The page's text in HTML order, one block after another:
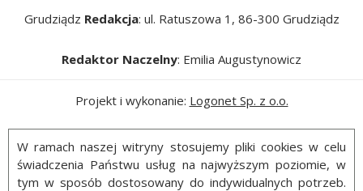
Grudziądz Redakcja: ul. Ratuszowa 1, 86-300 Grudziądz
Redaktor Naczelny: Emilia Augustynowicz
Projekt i wykonanie: Logonet Sp. z o.o.
W ramach naszej witryny stosujemy pliki cookies w celu
świadczenia Państwu usług na najwyższym poziomie, w
tym w sposób dostosowany do indywidualnych potrzeb.